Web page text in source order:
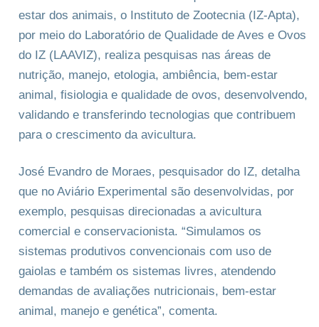
estar dos animais, o Instituto de Zootecnia (IZ-Apta),
por meio do Laboratório de Qualidade de Aves e Ovos
do IZ (LAAVIZ), realiza pesquisas nas áreas de
nutrição, manejo, etologia, ambiência, bem-estar
animal, fisiologia e qualidade de ovos, desenvolvendo,
validando e transferindo tecnologias que contribuem
para o crescimento da avicultura.
José Evandro de Moraes, pesquisador do IZ, detalha
que no Aviário Experimental são desenvolvidas, por
exemplo, pesquisas direcionadas a avicultura
comercial e conservacionista. “Simulamos os
sistemas produtivos convencionais com uso de
gaiolas e também os sistemas livres, atendendo
demandas de avaliações nutricionais, bem-estar
animal, manejo e genética”, comenta.